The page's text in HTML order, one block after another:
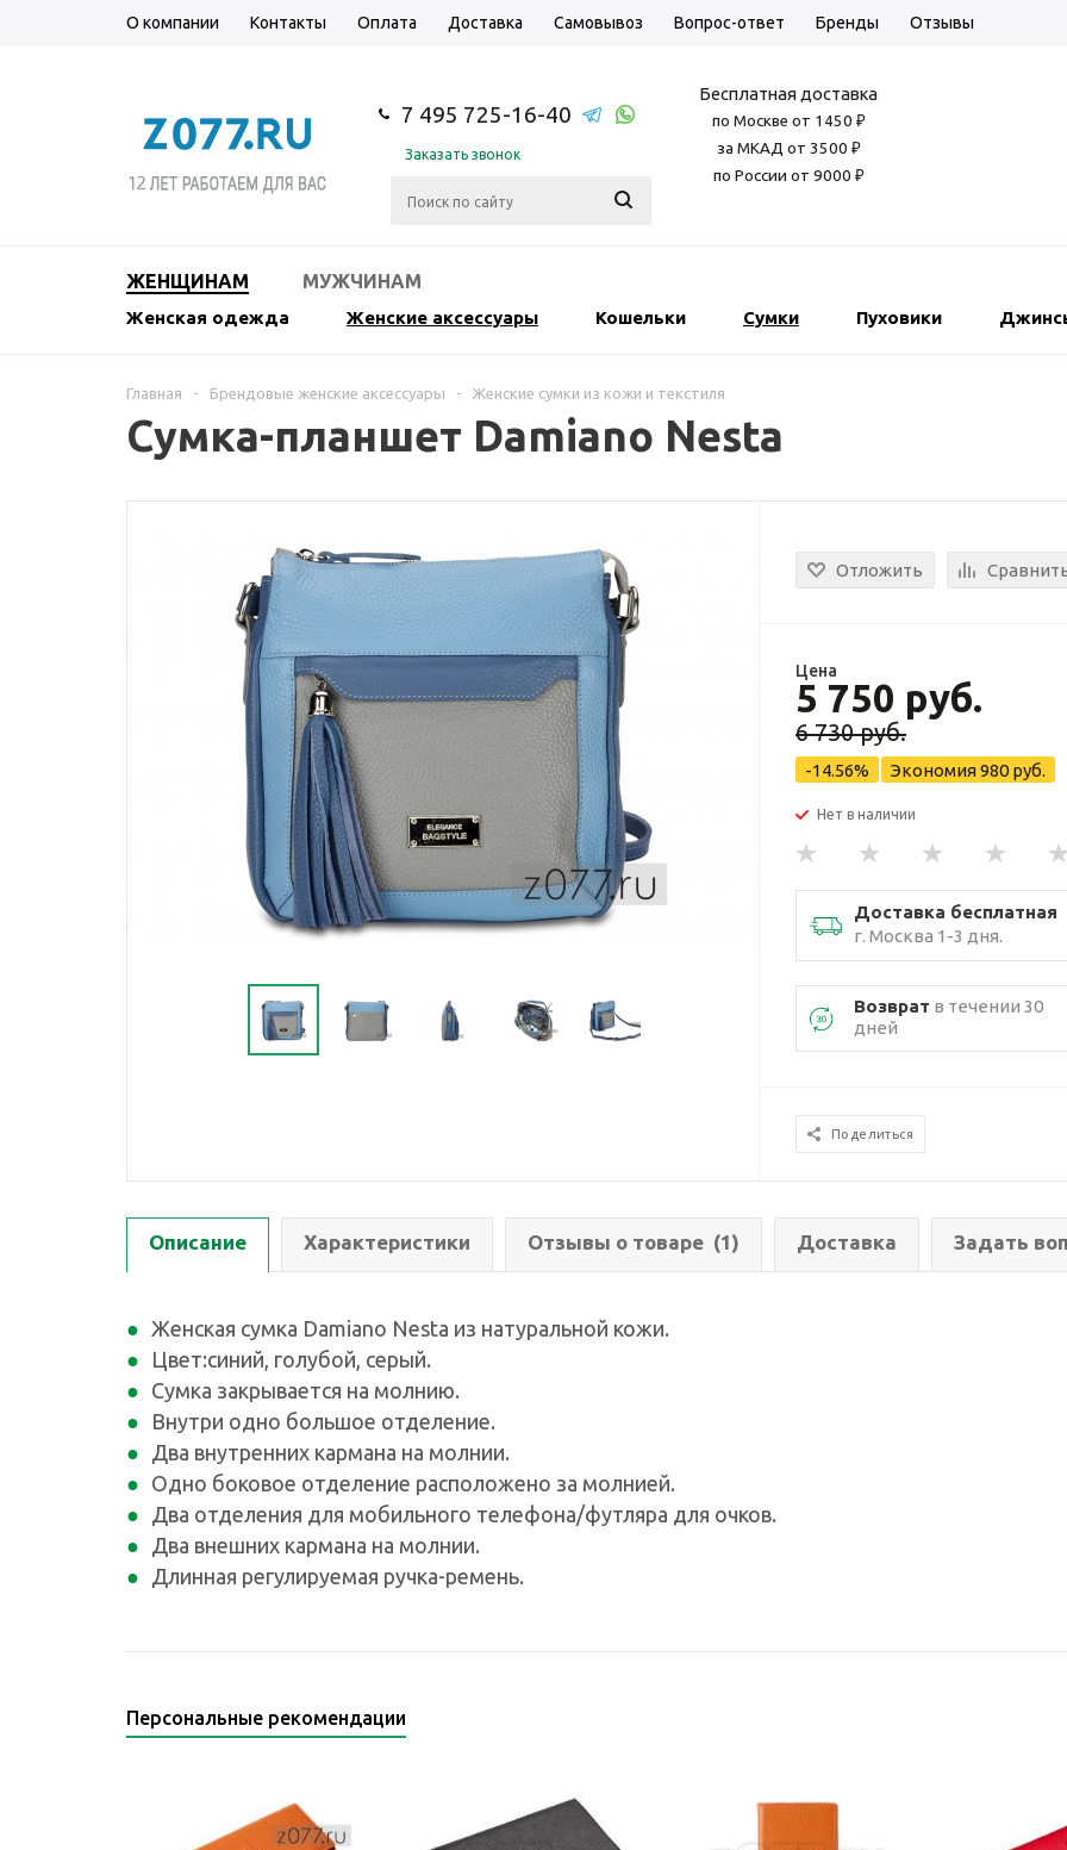
О компании Контакты Оплата Доставка Самовывоз Вопрос-ответ Бренды Отзывы
7 495 725-16-40
Заказать звонок
Бесплатная доставка
по Москве от 1450 ₽
за МКАД от 3500 ₽
по России от 9000 ₽
ЖЕНЩИНАМ МУЖЧИНАМ
Женская одежда Женские аксессуары Кошельки Сумки Пуховики
Главная - Брендовые женские аксессуары - Женские сумки из кожи и текстиля
Сумка-планшет Damiano Nesta
Отложить
Цена
5 750 руб.
6 730 руб.
-14.56% Экономия980 руб.
Нет в наличии
Доставка бесплатная
г. Москва 1-3 дня.
Возврат в течении 30
дней
Поделиться
Описание Характеристики Отзывы о товаре (1) Доставка Задать
Женская сумка Damiano Nesta из натуральной кожи.
Цвет:синий, голубой, серый.
Сумка закрывается на молнию.
Внутри одно большое отделение.
Два внутренних кармана на молнии.
Одно боковое отделение расположено за молнией.
Два отделения для мобильного телефона/футляра для очков.
Два внешних кармана на молнии.
Длинная регулируемая ручка-ремень.
Персональные рекомендации